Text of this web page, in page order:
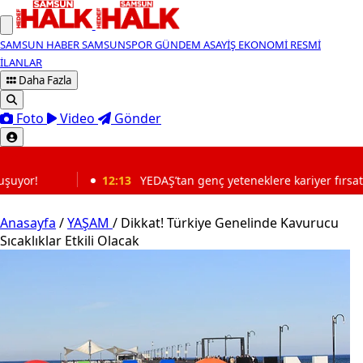
SAMSUN HABERSAMSUNSPORGÜNDEM ASAYİŞ EKONOMİ RESMİ
İLANLAR
Daha Fazla
Foto Video Gönder
YEDAŞ’tan genç yeteneklere kariyer fırsatı! Başvurular başladı
Anasayfa /YAŞAM / Dikkat! Türkiye Genelinde Kavurucu
Sıcaklıklar Etkili Olacak